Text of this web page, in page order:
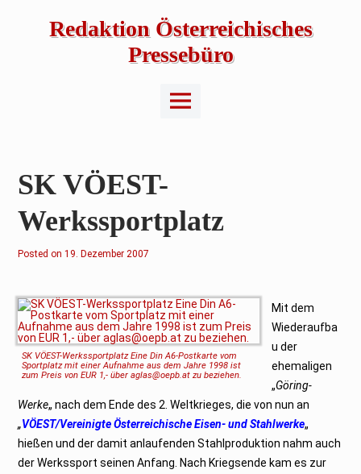
Redaktion Österreichisches
Pressebüro
Main
Menu
SK VÖEST-
Werkssportplatz
Posted on1
e
z
e
m
b
e
r
2
0
7
19. Dezember 2007
SK VÖEST-Werkssportplatz Eine Din A6-Postkarte vom
Sportplatz mit einer Aufnahme aus dem Jahre 1998 ist
zum Preis von EUR 1,- über aglas@oepb.at zu beziehen.
Mit dem
Wiederaufba
u der
ehemaligen
„Göring-
Werke„ nach dem Ende des 2. Weltkrieges, die von nun an
„VÖEST/Vereinigte Österreichische Eisen- und Stahlwerke„
hießen und der damit anlaufenden Stahlproduktion nahm auch
der Werkssport seinen Anfang. Nach Kriegsende kam es zur